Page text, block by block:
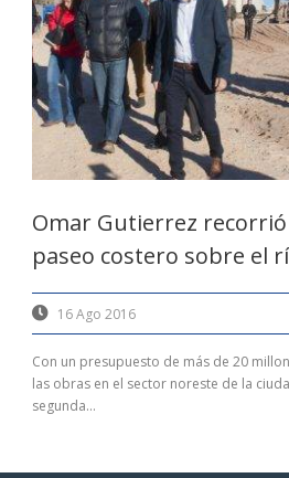
Omar Gutierrez
paseo costero sobre el
16 Ago 2016
Con un presupuesto de más de 20
las obras en el sector noreste de la
segunda...